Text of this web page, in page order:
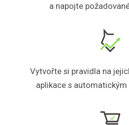
a napojte
Vytvořte si pravidla na
aplikace s